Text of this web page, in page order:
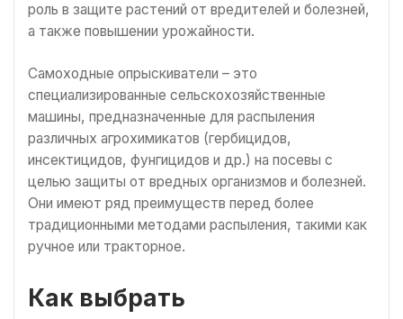
роль в защите растений от вредителей и болезней,
а также повышении урожайности.
Самоходные опрыскиватели – это
специализированные сельскохозяйственные
машины, предназначенные для распыления
различных агрохимикатов (гербицидов,
инсектицидов, фунгицидов и др.) на посевы с
целью защиты от вредных организмов и болезней.
Они имеют ряд преимуществ перед более
традиционными методами распыления, такими как
ручное или тракторное.
Как выбрать